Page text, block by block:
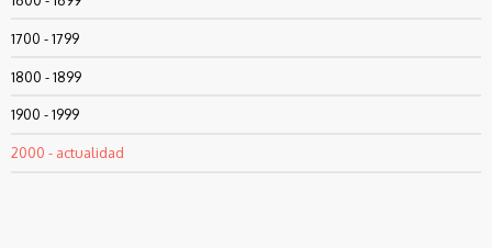
1700 - 1799
1800 - 1899
1900 - 1999
2000 - actualidad